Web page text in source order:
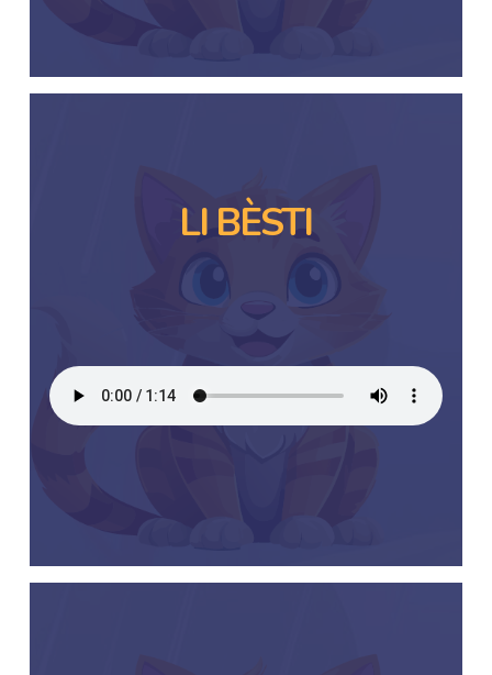
LI BÈSTI